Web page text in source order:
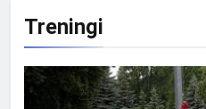
Treningi